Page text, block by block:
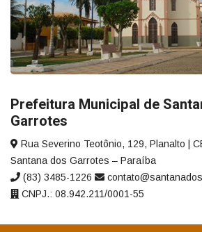
Prefeitura Municipal de
Garrotes
Rua Severino Teotônio, 129, Planalto |
Santana dos Garrotes – Paraíba
(83) 3485-1226
CNPJ.: 08.942.211/0001-55